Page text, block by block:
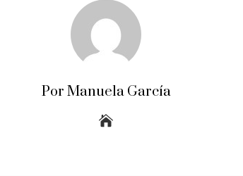
Por Manuela García